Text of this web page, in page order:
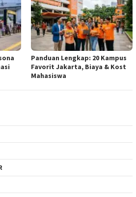
Panduan Lengkap: 20 Kampus
Favorit Jakarta, Biaya & Kost
Mahasiswa